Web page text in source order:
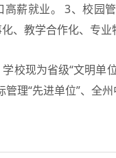
薪就业。 3、校园
、教学合作化、专
学校现为省级“文明单
理“先进单位”、全